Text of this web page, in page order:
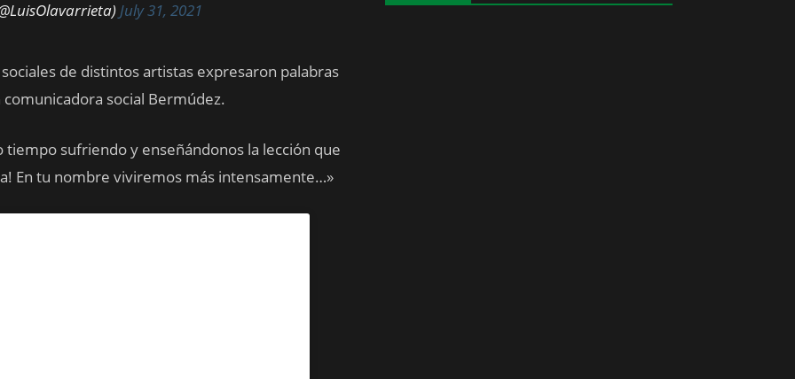
July 31, 2021
de distintos artistas expresaron palabras
social Bermúdez.
tiempo sufriendo y enseñándonos la lección que
En tu nombre viviremos más intensamente…»